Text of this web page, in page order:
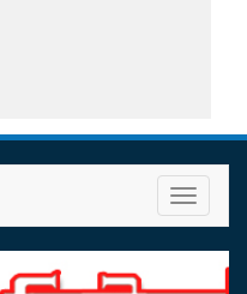
T
o
g
g
l
n
g